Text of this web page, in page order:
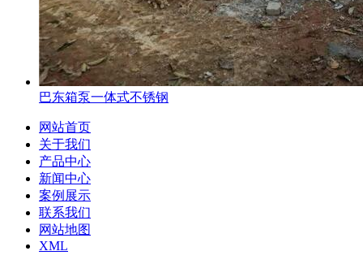
巴东箱泵一体式不锈钢
网站首页
关于我们
产品中心
新闻中心
案例展示
联系我们
网站地图
XML